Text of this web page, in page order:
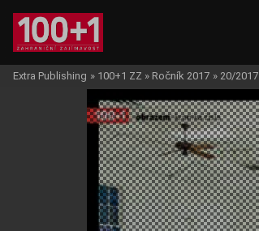
Extra Publishing » 100+1 ZZ » Ročník 2017 » 20/2017